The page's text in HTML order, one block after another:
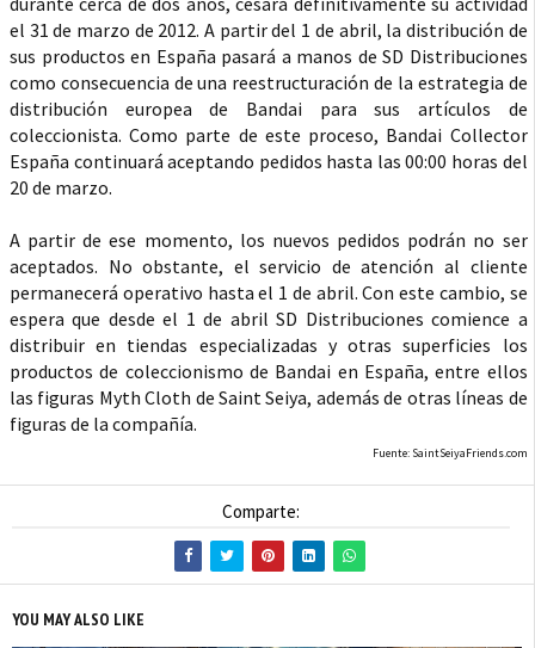
el 31 de marzo de 2012. A partir del 1 de abril, la distribución de
sus productos en España pasará a manos de SD Distribuciones
como consecuencia de una reestructuración de la estrategia de
distribución europea de Bandai para sus artículos de
coleccionista. Como parte de este proceso, Bandai Collector
España continuará aceptando pedidos hasta las 00:00 horas del
20 de marzo.
A partir de ese momento, los nuevos pedidos podrán no ser
aceptados. No obstante, el servicio de atención al cliente
permanecerá operativo hasta el 1 de abril. Con este cambio, se
espera que desde el 1 de abril SD Distribuciones comience a
distribuir en tiendas especializadas y otras superficies los
productos de coleccionismo de Bandai en España, entre ellos
las figuras Myth Cloth de Saint Seiya, además de otras líneas de
figuras de la compañía.
Fuente: SaintSeiyaFriends.com
Comparte:
YOU MAY ALSO LIKE